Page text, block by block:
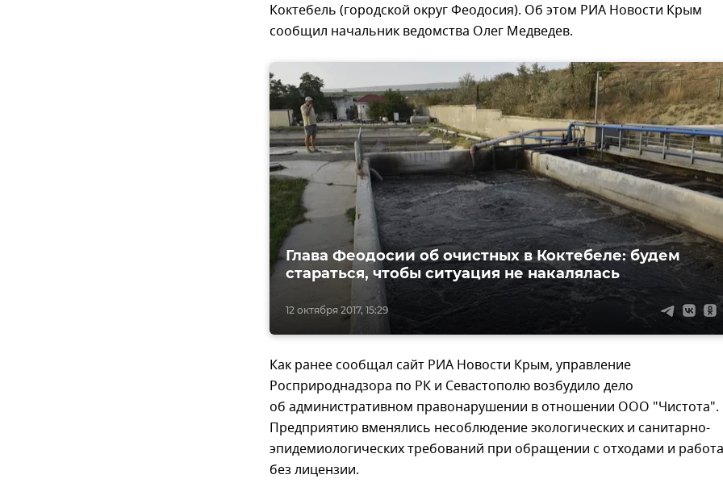
Коктебель (городской округ Феодосия). Об этом РИА Новости Крым
сообщил начальник ведомства Олег Медведев.
12 октября 2017, 15:29
Глава Феодосии об очистных в Коктебеле: будем
стараться, чтобы ситуация не накалялась
Как ранее сообщал сайт РИА Новости Крым, управление
Росприроднадзора по РК и Севастополю возбудило дело
об административном правонарушении в отношении ООО "Чистота".
Предприятию вменялись несоблюдение экологических и санитарно-
эпидемиологических требований при обращении с отходами и работа
без лицензии.